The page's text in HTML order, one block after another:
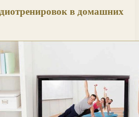
в домашних